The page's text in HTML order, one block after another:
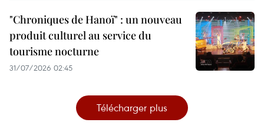
"Chroniques de Hanoï" : un nouveau
produit culturel au service du
tourisme nocturne
31/07/2026 02:45
Télécharger plus